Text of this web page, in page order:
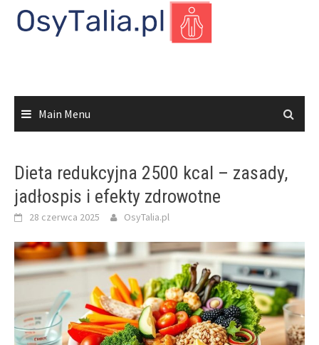
Main Menu
Dieta redukcyjna 2500 kcal – zasady,
jadłospis i efekty zdrowotne
28 czerwca 2025 OsyTalia.pl